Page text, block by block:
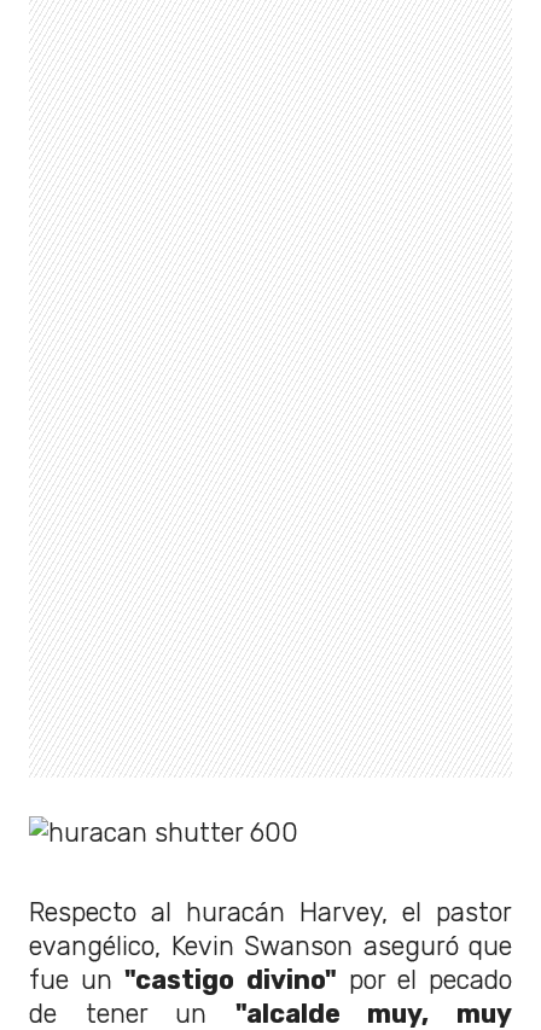
Respecto al huracán Harvey, el pastor
evangélico, Kevin Swanson aseguró que
fue un"castigo divino" por el pecado
de tener un "alcalde muy, muy